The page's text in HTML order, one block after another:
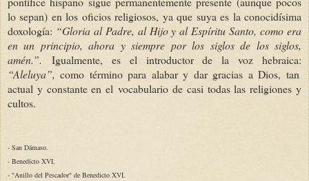
lo sepan) en los oficios religiosos, ya que suya es la conocidísima
doxología: “Gloria al Padre, al Hijo y al Espíritu Santo, como era
en un principio, ahora y siempre por los siglos de los siglos,
amén.”. Igualmente, es el introductor de la voz hebraica:
“Aleluya”,como término para alabar y dar gracias a Dios, tan
actual y constante en el vocabulario de casi todas las religiones y
cultos.
- San Dámaso.
- Benedicto XVI.
- "Anillo del Pescador" de Benedicto XVI.